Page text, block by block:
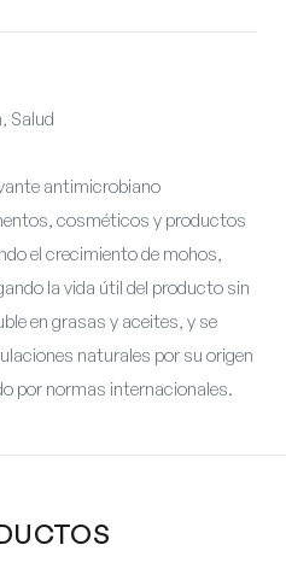
Salud
antimicrobiano
cosméticos y productos
el crecimiento de mohos,
la vida útil del producto sin
en grasas y aceites, y se
naturales por su origen
por normas internacionales.